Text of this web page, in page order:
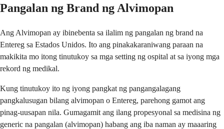
Pangalan ng Brand ng Alvimopan
Ang Alvimopan ay ibinebenta sa ilalim ng pangalan ng brand na
Entereg sa Estados Unidos. Ito ang pinakakaraniwang paraan na
makikita mo itong tinutukoy sa mga setting ng ospital at sa iyong mga
rekord ng medikal.
Kung tinutukoy ito ng iyong pangkat ng pangangalagang
pangkalusugan bilang alvimopan o Entereg, parehong gamot ang
pinag-uusapan nila. Gumagamit ang ilang propesyonal sa medisina ng
generic na pangalan (alvimopan) habang ang iba naman ay maaaring